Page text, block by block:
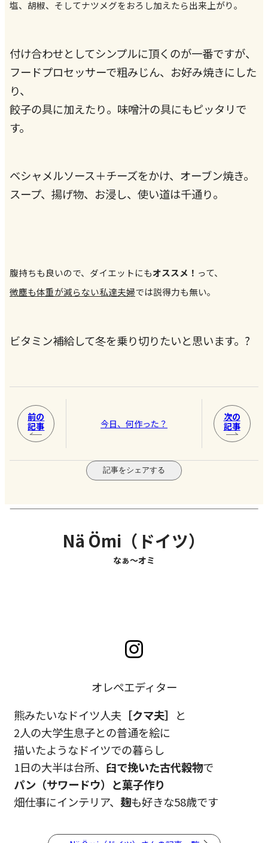
塩、胡椒、そしてナツメグをおろし加えたら出来上がり。
付け合わせとしてシンプルに頂くのが一番ですが、
フードプロセッサーで粗みじん、お好み焼きにした
り、
餃子の具に加えたり。味噌汁の具にもピッタリで
す。
ベシャメルソース＋チーズをかけ、オーブン焼き。
スープ、揚げ物、お浸し、使い道は千通り。
腹持ちも良いので、ダイエットにもオススメ！ って、
微塵も体重が減らない私達夫婦では説得力も無い。
ビタミン補給して冬を乗り切りたいと思います。 ?
前の
記事
今日、何作った？
次の
記事
記事をシェアする
Nä Ömi（ドイツ）
なぁ〜オミ
オレペエディター
熊みたいなドイツ人夫 ［クマ夫］
と
2人の大学生息子との普通を絵に
描いたようなドイツでの暮らし
1日の大半は台所、 臼で挽いた古代穀物で
パン（サワードウ）と菓子作り
畑仕事にインテリア、 麹も好きな58歳です